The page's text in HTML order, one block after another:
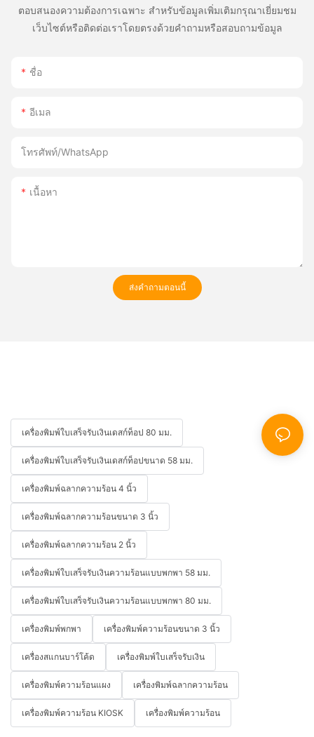
ตอบสนองความต้องการเฉพาะ สำหรับข้อมูลเพิ่มเติมกรุณาเยี่ยมชม
เว็บไซต์หรือติดต่อเราโดยตรงด้วยคำถามหรือสอบถามข้อมูล
ชื่อ
อีเมล
โทรศัพท์/WhatsApp
เนื้อหา
ส่งคำถามตอนนี้
เครื่องพิมพ์ใบเสร็จรับเงินเดสก์ท็อป 80 มม.
เครื่องพิมพ์ใบเสร็จรับเงินเดสก์ท็อปขนาด 58 มม.
เครื่องพิมพ์ฉลากความร้อน 4 นิ้ว
เครื่องพิมพ์ฉลากความร้อนขนาด 3 นิ้ว
เครื่องพิมพ์ฉลากความร้อน 2 นิ้ว
เครื่องพิมพ์ใบเสร็จรับเงินความร้อนแบบพกพา 58 มม.
เครื่องพิมพ์ใบเสร็จรับเงินความร้อนแบบพกพา 80 มม.
เครื่องพิมพ์พกพา เครื่องพิมพ์ความร้อนขนาด 3 นิ้ว
เครื่องสแกนบาร์โค้ด เครื่องพิมพ์ใบเสร็จรับเงิน
เครื่องพิมพ์ความร้อนแผง เครื่องพิมพ์ฉลากความร้อน
เครื่องพิมพ์ความร้อน KIOSK เครื่องพิมพ์ความร้อน